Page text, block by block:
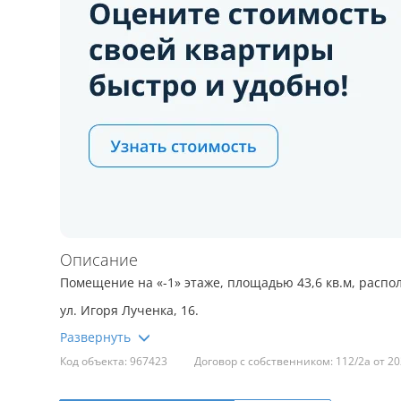
Описание
Помещение на «-1» этаже, площадью 43,6 кв.м,
ул. Игоря Лученка, 16.
Объект представляет собой просторное помещение
Код объекта: 967423 Договор с собственником: 112/2а от